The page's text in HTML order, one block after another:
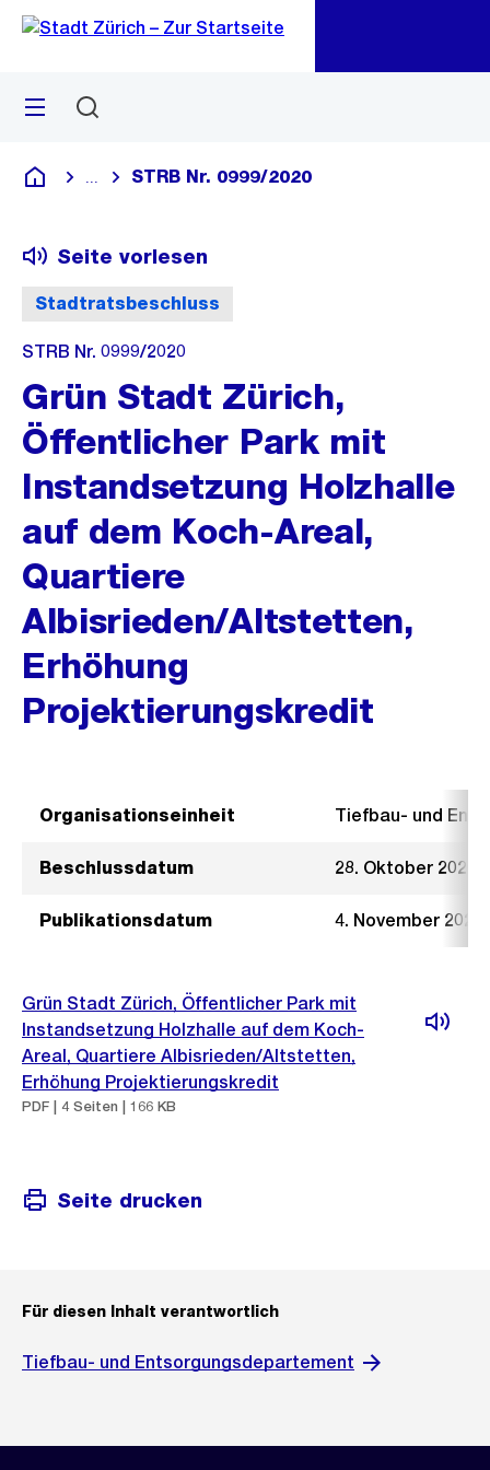
Navigation
Sprunglink
Menü
Deutsch
Blende alle Breadcrumbs ein
STRB Nr. 0999/2020
Stadtratsbeschluss
Seite vorlesen
STRB Nr. 0999/2020
Grün Stadt Zürich,
Öffentlicher Park mit
Instandsetzung Holzhalle
auf dem Koch-Areal,
Quartiere
Albisrieden/Altstetten,
Erhöhung
Projektierungskredit
Organisationseinheit Tiefbau- und
Beschlussdatum 28. Oktober 2020
Publikationsdatum 4. November 2020
Grün Stadt Zürich, Öffentlicher Park mit
Instandsetzung Holzhalle auf dem Koch-
Areal, Quartiere Albisrieden/Altstetten,
Erhöhung Projektierungskredit
PDF | 4 Seiten | 166 KB
Seite drucken
Für diesen Inhalt verantwortlich
Tiefbau- und Entsorgungsdepartement